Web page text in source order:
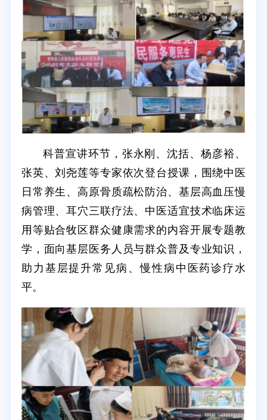
科普宣讲环节，张永刚、沈括、杨彦裕、
张英、刘尧莲等专家依次登台授课，围绕中医
日常养生、高原骨质疏松防治、基层高血压慢
病管理、耳穴三联疗法、中医适宜技术临床运
用等贴合牧区群众健康需求的内容开展专题教
学，面向基层医务人员与群众普及专业知识，
助力基层提升常见病、慢性病中医药诊疗水
平。